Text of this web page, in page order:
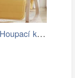
SONGMICS Houpací křeslo polstrované…